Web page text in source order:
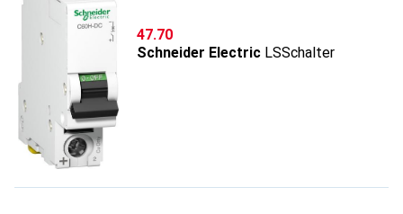
CHF
47.70
Schneider Electric LSSchalter